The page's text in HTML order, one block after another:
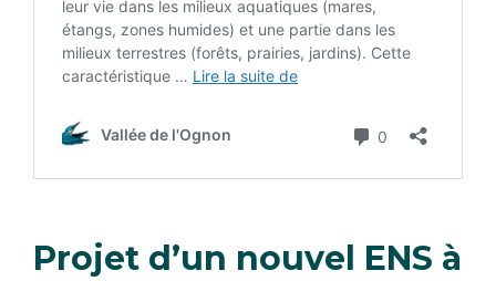
Projet d’un nouvel ENS à